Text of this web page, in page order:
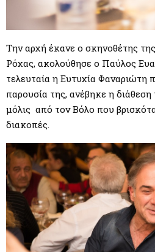
Την αρχή έκανε ο σκηνοθέτης
Ρόχας, ακολούθησε ο Παύλος
τελευταία η Ευτυχία
παρουσία της, ανέβηκε η
μόλις από τον Βόλο που
διακοπές.